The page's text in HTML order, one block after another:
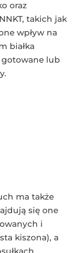
oraz
takich jak
wpływ na
białka
lub
ma także
się one
i
kiszona), a